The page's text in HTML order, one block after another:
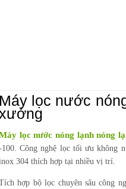
Máy lọc nước
lọc nước nóng lạnh nóng
100. Công nghệ lọc tối ưu không
304 thích hợp tại nhiều vị trí.
hợp bộ lọc chuyên sâu công